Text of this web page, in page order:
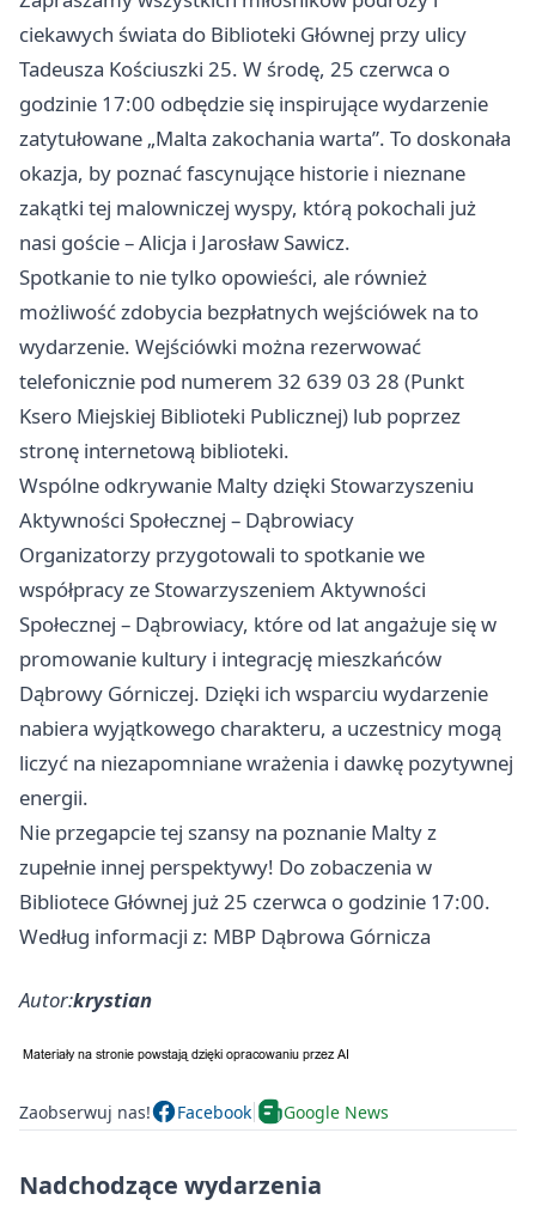
ciekawych świata do Biblioteki Głównej przy ulicy
Tadeusza Kościuszki 25. W środę, 25 czerwca o
godzinie 17:00 odbędzie się inspirujące wydarzenie
zatytułowane „Malta zakochania warta”. To doskonała
okazja, by poznać fascynujące historie i nieznane
zakątki tej malowniczej wyspy, którą pokochali już
nasi goście – Alicja i Jarosław Sawicz.
Spotkanie to nie tylko opowieści, ale również
możliwość zdobycia bezpłatnych wejściówek na to
wydarzenie. Wejściówki można rezerwować
telefonicznie pod numerem 32 639 03 28 (Punkt
Ksero Miejskiej Biblioteki Publicznej) lub poprzez
stronę internetową biblioteki.
Wspólne odkrywanie Malty dzięki Stowarzyszeniu
Aktywności Społecznej – Dąbrowiacy
Organizatorzy przygotowali to spotkanie we
współpracy ze Stowarzyszeniem Aktywności
Społecznej – Dąbrowiacy, które od lat angażuje się w
promowanie kultury i integrację mieszkańców
Dąbrowy Górniczej. Dzięki ich wsparciu wydarzenie
nabiera wyjątkowego charakteru, a uczestnicy mogą
liczyć na niezapomniane wrażenia i dawkę pozytywnej
energii.
Nie przegapcie tej szansy na poznanie Malty z
zupełnie innej perspektywy! Do zobaczenia w
Bibliotece Głównej już 25 czerwca o godzinie 17:00.
Według informacji z: MBP Dąbrowa Górnicza
Autor:krystian
Zaobserwuj nas! Facebook Google News
Nadchodzące wydarzenia